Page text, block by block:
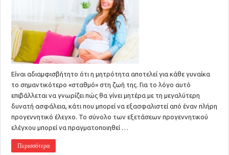
Είναι αδιαμφισβήτητο ότι η μητρότητα αποτελεί για κάθε γυναίκα
το σημαντικότερο «σταθμό» στη ζωή της. Για το λόγο αυτό
επιβάλλεται να γνωρίζει πώς θα γίνει μητέρα με τη μεγαλύτερη
δυνατή ασφάλεια, κάτι που μπορεί να εξασφαλιστεί από έναν πλήρη
προγεννητικό έλεγχο. Το σύνολο των εξετάσεων προγεννητικού
ελέγχου μπορεί να πραγματοποιηθεί …
Περισσότερα